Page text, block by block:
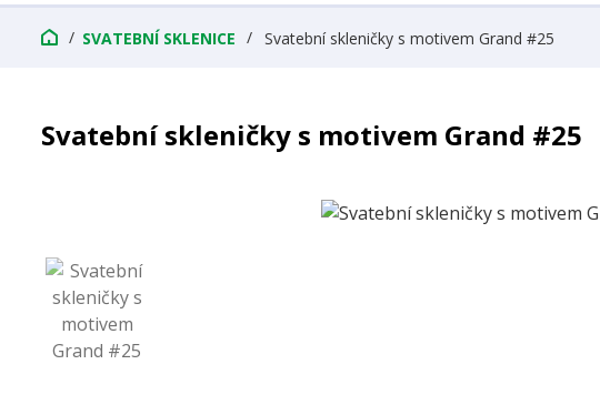
SVATEBNÍ SKLENICE Svatební skleničky s motivem Grand #25
Svatební skleničky s motivem Grand #25